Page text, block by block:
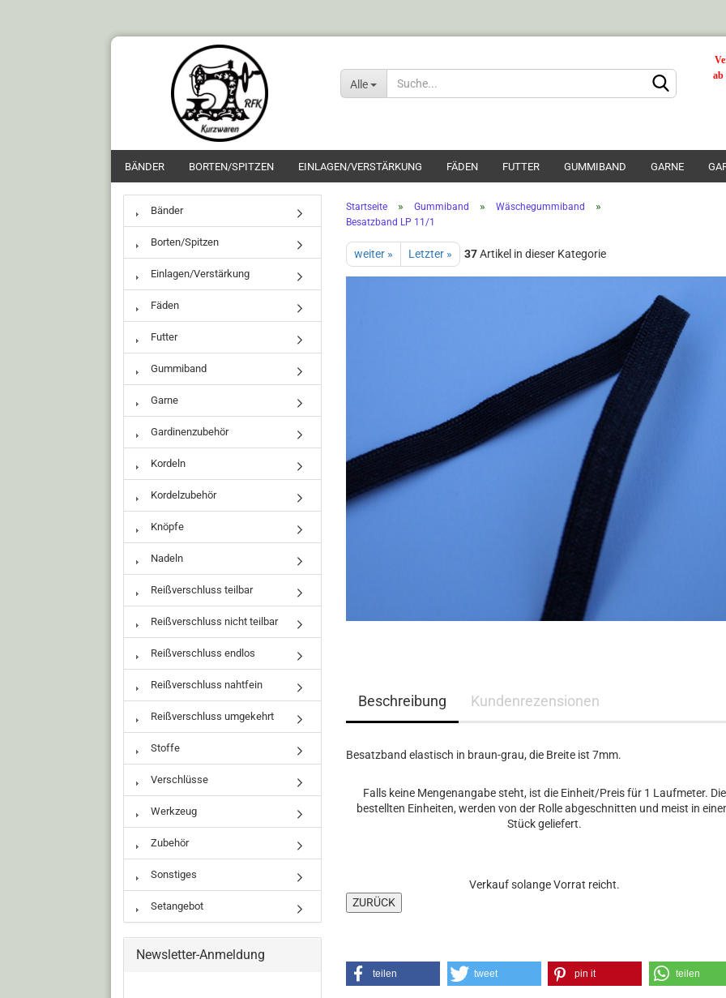
Alle
ab
BÄNDER BORTEN/SPITZEN EINLAGEN/VERSTÄRKUNG FÄDEN FUTTER GUMMIBAND GARNE
Startseite » Gummiband » Wäschegummiband »
Besatzband LP 11/1
weiter » Letzter » 37Artikel in dieser Kategorie
Beschreibung Kundenrezensionen
Besatzband elastisch in braun-grau, die Breite ist 7mm.
Falls keine Mengenangabe steht, ist die Einheit/Preis für 1 Laufmeter. Die
bestellten Einheiten, werden von der Rolle abgeschnitten und meist in
Stück geliefert.
Verkauf solange Vorrat reicht.
teilen tweet pin it teilen
Bänder
Borten/Spitzen
Einlagen/Verstärkung
Fäden
Futter
Gummiband
Garne
Gardinenzubehör
Kordeln
Kordelzubehör
Knöpfe
Nadeln
Reißverschluss teilbar
Reißverschluss nicht teilbar
Reißverschluss endlos
Reißverschluss nahtfein
Reißverschluss umgekehrt
Stoffe
Verschlüsse
Werkzeug
Zubehör
Sonstiges
Setangebot
Newsletter-Anmeldung